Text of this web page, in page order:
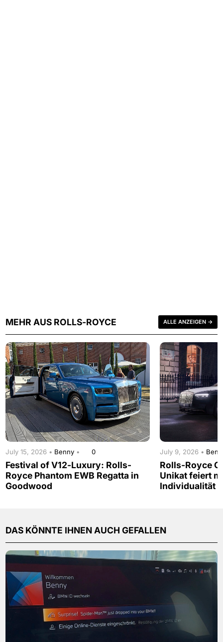
MEHR AUS ROLLS-ROYCE ALLE ANZEIGEN →
July 15, 2026 • Benny • 0
Festival of V12-Luxury: Rolls-
Royce Phantom EWB Regatta in
Goodwood
July 9, 2026 •
Rolls-Royce
Unikat feiert
Individualität
DAS KÖNNTE IHNEN AUCH GEFALLEN